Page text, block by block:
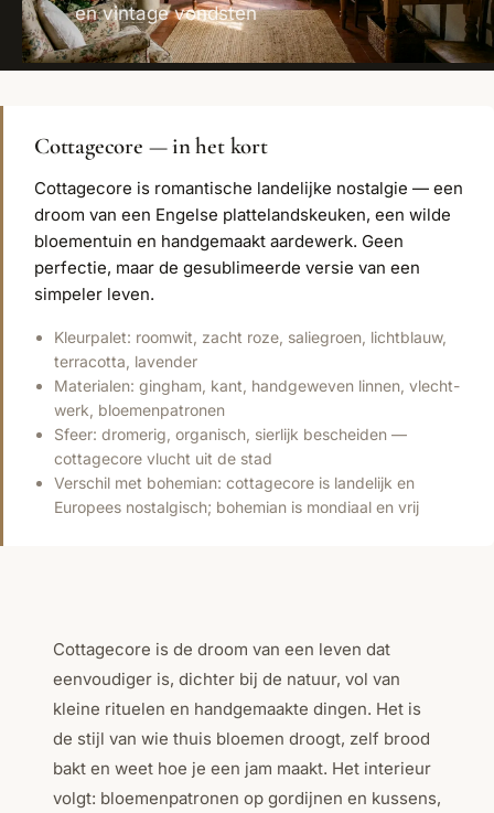
en vintage vondsten
Cottagecore — in het kort
Cottagecore is romantische landelijke nostalgie — een
droom van een Engelse plattelandskeuken, een wilde
bloementuin en handgemaakt aardewerk. Geen
perfectie, maar de gesublimeerde versie van een
simpeler leven.
Kleurpalet: roomwit, zacht roze, saliegroen, lichtblauw,
terracotta, lavender
Materialen: gingham, kant, handgeweven linnen, vlecht­
werk, bloemenpatronen
Sfeer: dromerig, organisch, sierlijk bescheiden —
cottagecore vlucht uit de stad
Verschil met bohemian: cottagecore is landelijk en
Europees nostalgisch; bohemian is mondiaal en vrij
Cottagecore is de droom van een leven dat
eenvoudiger is, dichter bij de natuur, vol van
kleine rituelen en handgemaakte dingen. Het is
de stijl van wie thuis bloemen droogt, zelf brood
bakt en weet hoe je een jam maakt. Het interieur
volgt: bloemenpatronen op gordijnen en kussens,